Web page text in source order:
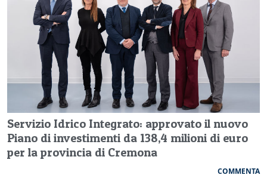
Servizio Idrico Integrato: approvato il nuovo
Piano di investimenti da 138,4 milioni di euro
per la provincia di Cremona
COMMENTA